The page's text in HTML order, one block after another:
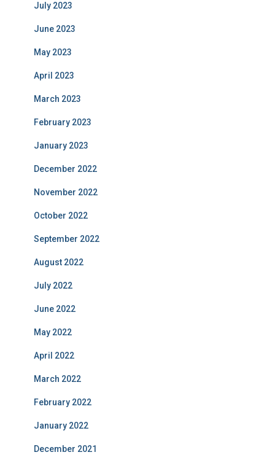
July 2023
June 2023
May 2023
April 2023
March 2023
February 2023
January 2023
December 2022
November 2022
October 2022
September 2022
August 2022
July 2022
June 2022
May 2022
April 2022
March 2022
February 2022
January 2022
December 2021